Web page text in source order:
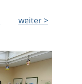
weiter >